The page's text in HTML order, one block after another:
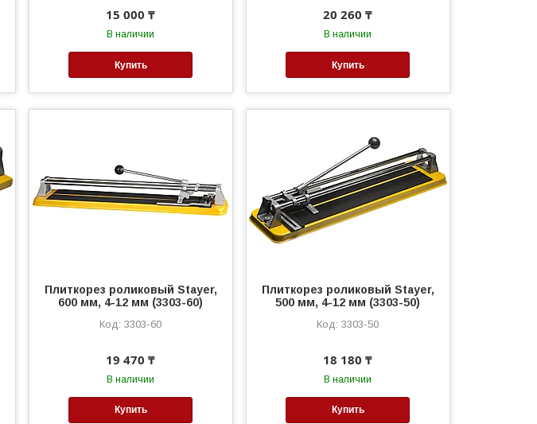
15 000 ₸
В наличии
Купить
20 260 ₸
В наличии
Купить
Плиткорез роликовый Stayer,
600 мм, 4-12 мм (3303-60)
3303-60
19 470 ₸
В наличии
Купить
Плиткорез роликовый Stayer,
500 мм, 4-12 мм (3303-50)
3303-50
18 180 ₸
В наличии
Купить